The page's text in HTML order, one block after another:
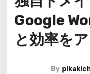
Google
と効率をア
By